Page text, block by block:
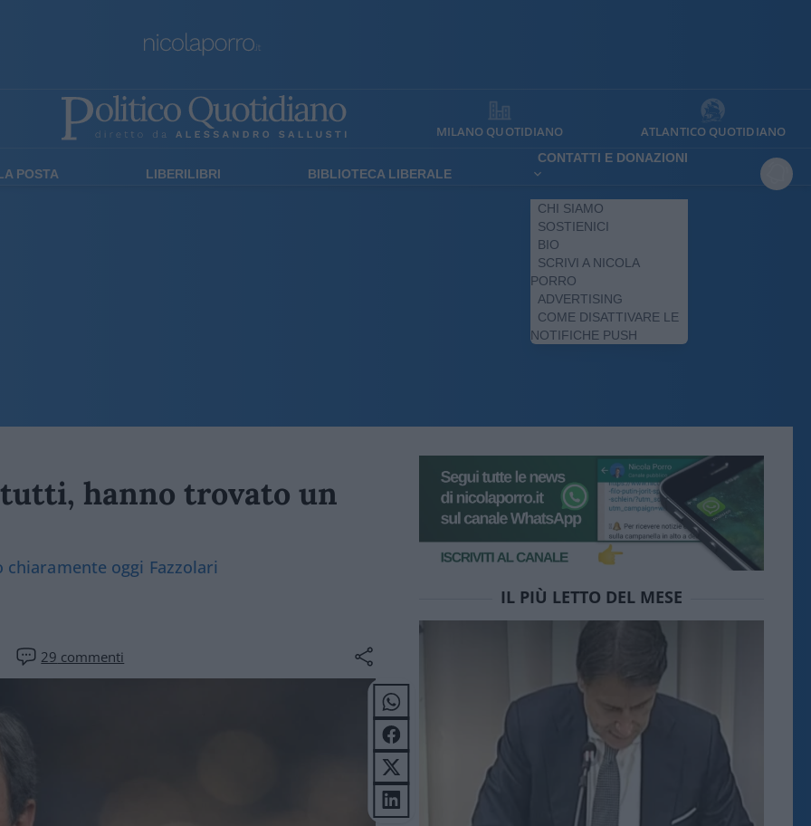
MILANO QUOTIDIANO ATLANTICO QUOTIDIANO
POSTA LIBERILIBRI BIBLIOTECA LIBERALE
CONTATTI E DONAZIONI
CHI SIAMO
SOSTIENICI
BIO
SCRIVI A NICOLA
PORRO
ADVERTISING
COME DISATTIVARE LE
NOTIFICHE PUSH
tutti, hanno trovato un
oggi Fazzolari
29 commenti
IL PIÙ LETTO DEL MESE